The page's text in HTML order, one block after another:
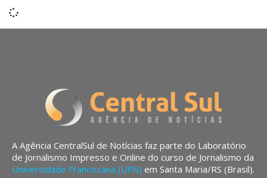
A Agência CentralSul de Notícias faz parte do Laboratório
de Jornalismo Impresso e Online do curso de Jornalismo da
Universidade Franciscana (UFN) em Santa Maria/RS (Brasil).